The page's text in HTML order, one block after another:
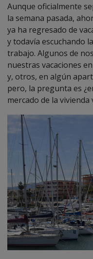
Aunque oficialmente
la semana pasada,
ya ha regresado de
y todavía escuchando
trabajo. Algunos de
nuestras vacaciones
y, otros, en algún
pero, la pregunta es
mercado de la